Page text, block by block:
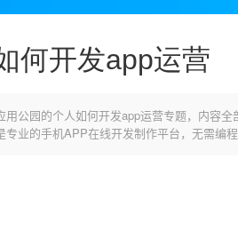
何开发app运营
用公园的个人如何开发app运营专题，内容
专业的手机APP在线开发制作平台，无需编